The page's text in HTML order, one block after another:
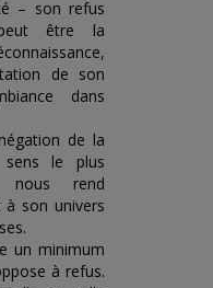
– son refus
être la
de son
dans
de la
sens le plus
nous rend
son univers
un minimum
à refus.